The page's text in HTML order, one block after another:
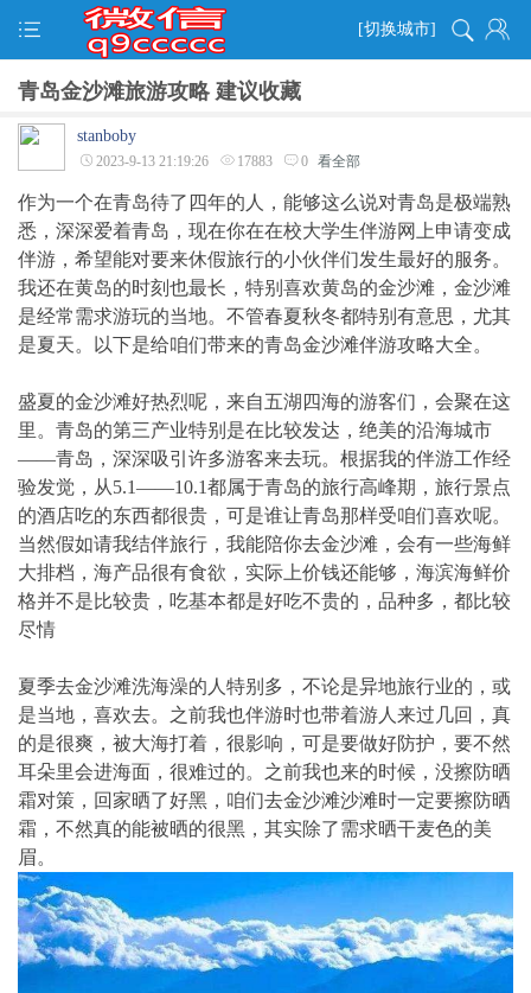
[切换城市]
青岛金沙滩旅游攻略 建议收藏
stanboby
2023-9-13 21:19:26 17883 0 看全部
作为一个在青岛待了四年的人，能够这么说对青岛是极端熟
悉，深深爱着青岛，现在你在在校大学生伴游网上申请变成
伴游，希望能对要来休假旅行的小伙伴们发生最好的服务。
我还在黄岛的时刻也最长，特别喜欢黄岛的金沙滩，金沙滩
是经常需求游玩的当地。不管春夏秋冬都特别有意思，尤其
是夏天。以下是给咱们带来的青岛金沙滩伴游攻略大全。
盛夏的金沙滩好热烈呢，来自五湖四海的游客们，会聚在这
里。青岛的第三产业特别是在比较发达，绝美的沿海城市
——青岛，深深吸引许多游客来去玩。根据我的伴游工作经
验发觉，从5.1——10.1都属于青岛的旅行高峰期，旅行景点
的酒店吃的东西都很贵，可是谁让青岛那样受咱们喜欢呢。
当然假如请我结伴旅行，我能陪你去金沙滩，会有一些海鲜
大排档，海产品很有食欲，实际上价钱还能够，海滨海鲜价
格并不是比较贵，吃基本都是好吃不贵的，品种多，都比较
尽情
夏季去金沙滩洗海澡的人特别多，不论是异地旅行业的，或
是当地，喜欢去。之前我也伴游时也带着游人来过几回，真
的是很爽，被大海打着，很影响，可是要做好防护，要不然
耳朵里会进海面，很难过的。之前我也来的时候，没擦防晒
霜对策，回家晒了好黑，咱们去金沙滩沙滩时一定要擦防晒
霜，不然真的能被晒的很黑，其实除了需求晒干麦色的美
眉。